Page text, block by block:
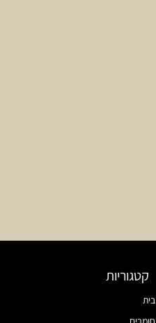
קטגוריות
בית